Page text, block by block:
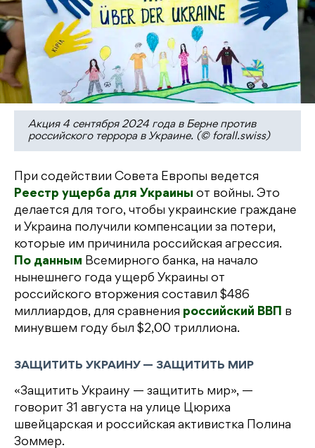
Акция 4 сентября 2024 года в Берне против
российского террора в Украине. (© forall.swiss)
При содействии Совета Европы ведется
Реестр ущерба для Украины от войны. Это
делается для того, чтобы украинские граждане
и Украина получили компенсации за потери,
которые им причинила российская агрессия.
По данным Всемирного банка, на начало
нынешнего года ущерб Украины от
российского вторжения составил $486
миллиардов, для сравнения российский ВВП
в
минувшем году был $2,00 триллиона.
ЗАЩИТИТЬ УКРАИНУ — ЗАЩИТИТЬ МИР
«Защитить Украину — защитить мир», —
говорит 31 августа на улице Цюриха
швейцарская и российская активистка Полина
Зоммер.